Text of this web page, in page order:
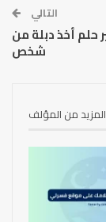
التالي
حلم أخذ دبلة من
شخص
المزيد من المؤلف